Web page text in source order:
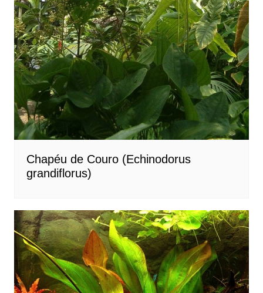
Chapéu de Couro (Echinodorus
grandiflorus)